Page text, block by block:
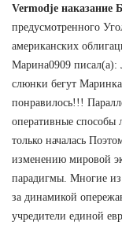
Vermodje наказание
предусмотренного
американских
Марина0909
слюнки бегут
понравилось!!!
оперативные способы
только началась
изменению мировой
парадигмы. Многие из
за динамикой
учредители единой